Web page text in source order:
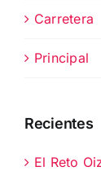
Carretera
Principal
Recientes
El Reto